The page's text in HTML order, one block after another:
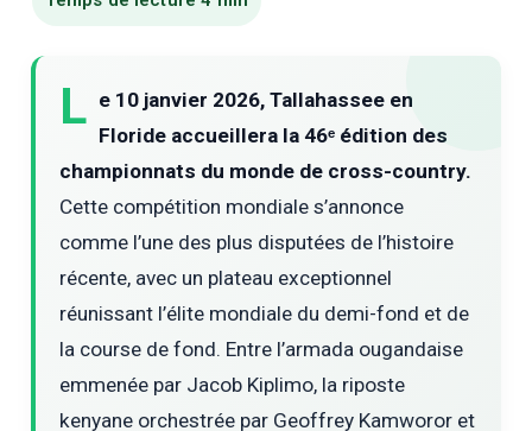
L e 10 janvier 2026, Tallahassee en
Floride accueillera la 46ᵉ édition des
championnats du monde de cross-country.
Cette compétition mondiale s’annonce
comme l’une des plus disputées de l’histoire
récente, avec un plateau exceptionnel
réunissant l’élite mondiale du demi-fond et de
la course de fond. Entre l’armada ougandaise
emmenée par Jacob Kiplimo, la riposte
kenyane orchestrée par Geoffrey Kamworor et